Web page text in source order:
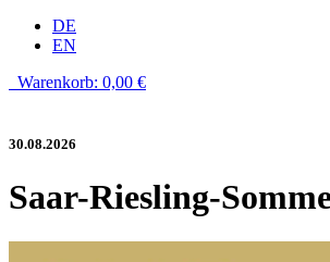
DE
EN
Warenkorb: 0,00 €
30.08.2026
Saar-Riesling-